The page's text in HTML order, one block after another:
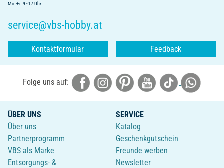
Mo.-Fr. 9 - 17 Uhr
service@vbs-hobby.at
Kontaktformular Feedback
Folge uns auf:
ÜBER UNS
Über uns
Partnerprogramm
VBS als Marke
Entsorgungs- &
SERVICE
Katalog
Geschenkgutschein
Freunde werben
Newsletter